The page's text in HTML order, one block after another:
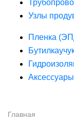
Узлы
Пленка
Аксессуары
Главная